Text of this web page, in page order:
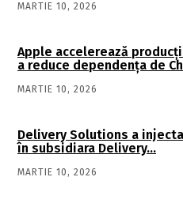
MARTIE 10, 2026
Apple accelerează
a reduce dependența de
MARTIE 10, 2026
Delivery Solutions a
în subsidiara Delivery…
MARTIE 10, 2026